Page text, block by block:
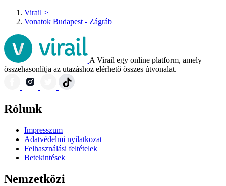
Virail >
Vonatok Budapest - Zágráb
A Virail egy online platform, amely
összehasonlítja az utazáshoz elérhető összes útvonalat.
Rólunk
Impresszum
Adatvédelmi nyilatkozat
Felhasználási feltételek
Betekintések
Nemzetközi